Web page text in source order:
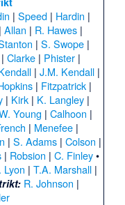
| Speed | Hardin |
| Allan | R. Hawes |
| S. Swope|
| Clarke| Phister|
| J.M. Kendall|
| Fitzpatrick|
| Kirk | K. Langley |
Young | Calhoon |
| Menefee |
| S. Adams | Colson |
| Robsion | C. Finley•
Lyon | T.A. Marshall|
R. Johnson |